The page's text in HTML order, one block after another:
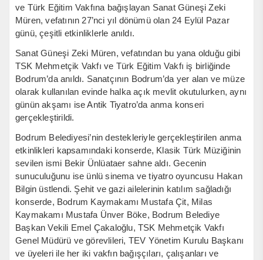
ve Türk Eğitim Vakfına bağışlayan Sanat Güneşi Zeki
Müren, vefatının 27’nci yıl dönümü olan 24 Eylül Pazar
günü, çeşitli etkinliklerle anıldı.
Sanat Güneşi Zeki Müren, vefatından bu yana olduğu gibi
TSK Mehmetçik Vakfı ve Türk Eğitim Vakfı iş birliğinde
Bodrum’da anıldı. Sanatçının Bodrum’da yer alan ve müze
olarak kullanılan evinde halka açık mevlit okutulurken, aynı
günün akşamı ise Antik Tiyatro’da anma konseri
gerçekleştirildi.
Bodrum Belediyesi’nin destekleriyle gerçekleştirilen anma
etkinlikleri kapsamındaki konserde, Klasik Türk Müziğinin
sevilen ismi Bekir Ünlüataer sahne aldı. Gecenin
sunuculuğunu ise ünlü sinema ve tiyatro oyuncusu Hakan
Bilgin üstlendi. Şehit ve gazi ailelerinin katılım sağladığı
konserde, Bodrum Kaymakamı Mustafa Çit, Milas
Kaymakamı Mustafa Ünver Böke, Bodrum Belediye
Başkan Vekili Emel Çakaloğlu, TSK Mehmetçik Vakfı
Genel Müdürü ve görevlileri, TEV Yönetim Kurulu Başkanı
ve üyeleri ile her iki vakfın bağışçıları, çalışanları ve